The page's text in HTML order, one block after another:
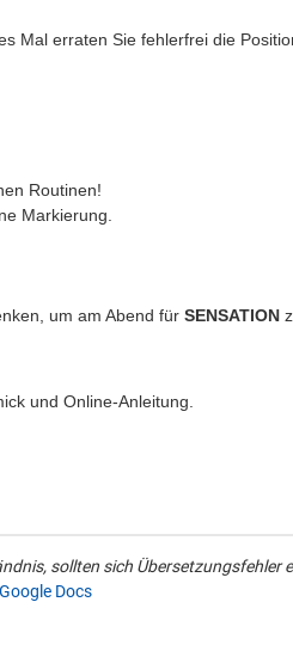
Mal erraten Sie fehlerfrei die
Routinen!
Markierung.
um am Abend für SENSATION
und Online-Anleitung.
sollten sich Übersetzungsfehler
Google Docs